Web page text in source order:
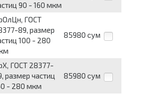
90 - 160 мкм
ГОСТ
89, размер
100 - 280
85980 сум
ГОСТ 28377-
размер частиц
- 280 мкм
85980 сум